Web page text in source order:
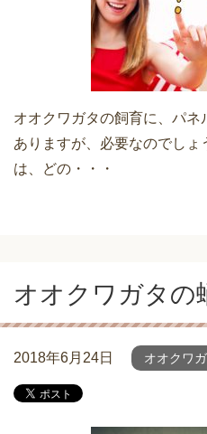
オオクワガタの飼育に、パ
ありますが、必要なのでしょ
は、どの・・・
オオクワガタの
2018年6月24日 オオクワ